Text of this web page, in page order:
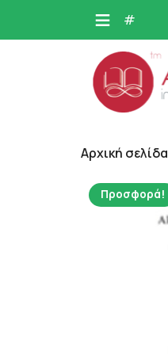
#
Αρχική σελίδα
Προσφορά!